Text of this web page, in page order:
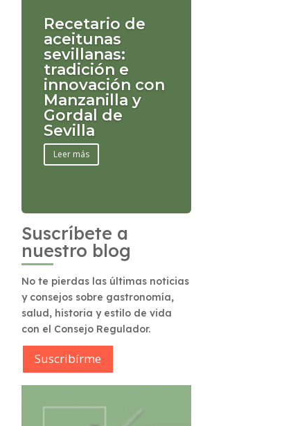
Recetario de
aceitunas
sevillanas:
tradición e
innovación con
Manzanilla y
Gordal de
Sevilla
Leer más
Suscríbete a
nuestro blog
No te pierdas las últimas noticias
y consejos sobre gastronomía,
salud, historia y estilo de vida
con el Consejo Regulador.
Suscribírme